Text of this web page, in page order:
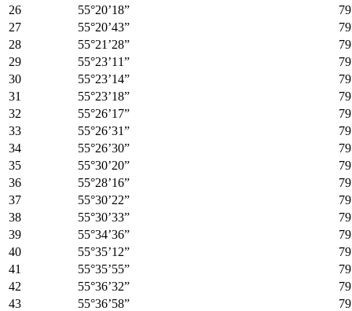
26
55°20’18”
27
55°20’43”
28
55°21’28”
29
55°23’11”
30
55°23’14”
31
55°23’18”
32
55°26’17”
33
55°26’31”
34
55°26’30”
35
55°30’20”
36
55°28’16”
37
55°30’22”
38
55°30’33”
39
55°34’36”
40
55°35’12”
41
55°35’55”
42
55°36’32”
43
55°36’58”